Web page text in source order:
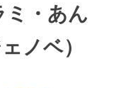
ミ・あん
ノベ）